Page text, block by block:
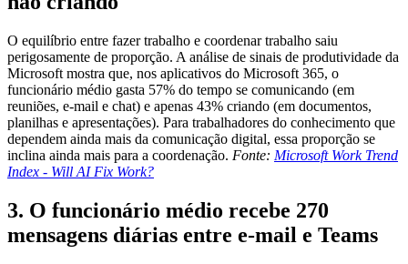
O equilíbrio entre fazer trabalho e coordenar trabalho saiu
perigosamente de proporção. A análise de sinais de produtividade da
Microsoft mostra que, nos aplicativos do Microsoft 365, o
funcionário médio gasta 57% do tempo se comunicando (em
reuniões, e-mail e chat) e apenas 43% criando (em documentos,
planilhas e apresentações). Para trabalhadores do conhecimento que
dependem ainda mais da comunicação digital, essa proporção se
inclina ainda mais para a coordenação. Fonte: Microsoft Work Trend
Index - Will AI Fix Work?
3. O funcionário médio recebe 270
mensagens diárias entre e-mail e Teams